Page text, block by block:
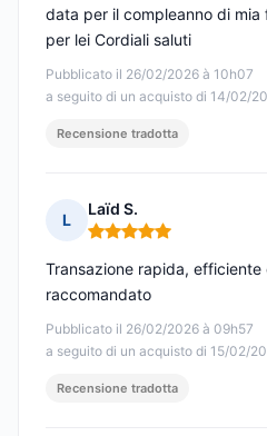
Pubblicato il 26/02/2026 à 10h07
a seguito di un acquisto di 14/02/
data per il compleanno di
per lei Cordiali saluti
Recensione tradotta
L
Laïd S.
Nota: 5 su 5
Pubblicato il 26/02/2026 à 09h57
a seguito di un acquisto di 15/02/
Transazione rapida,
raccomandato
Recensione tradotta